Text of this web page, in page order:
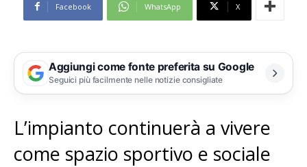
Facebook WhatsApp X
Aggiungi come fonte preferita su Google
Seguici più facilmente nelle notizie consigliate
L’impianto continuerà a vivere
come spazio sportivo e sociale